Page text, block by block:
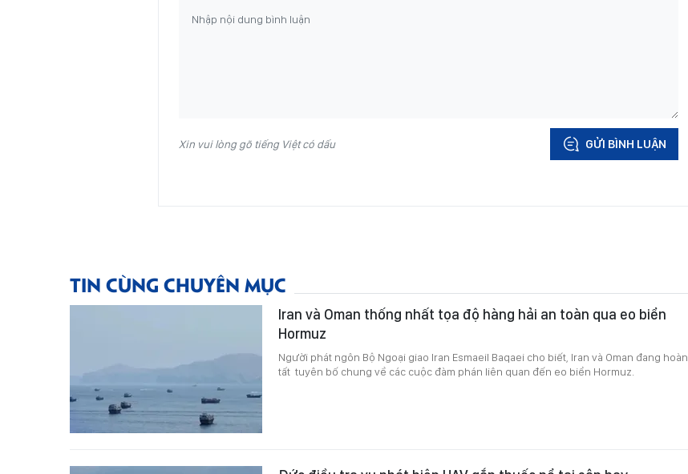
Xin vui lòng gõ tiếng Việt có dấu GỬI BÌNH LUẬN
TIN CÙNG CHUYÊN MỤC
Iran và Oman thống nhất tọa độ hàng hải an toàn qua eo biển
Hormuz
Người phát ngôn Bộ Ngoại giao Iran Esmaeil Baqaei cho biết, Iran và Oman đang hoàn
tất tuyên bố chung về các cuộc đàm phán liên quan đến eo biển Hormuz.